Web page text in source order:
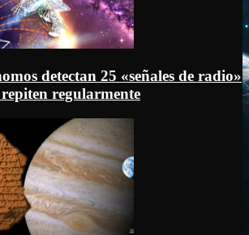
detectan 25 «señales de radio»
repiten regularmente